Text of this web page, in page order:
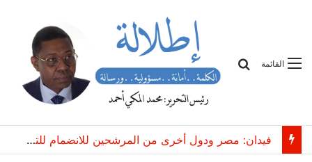
القائمة
فيدان: مصر ودول أخرى من المرشحين للانضمام للتحالف التركي السعودي الباكستاني